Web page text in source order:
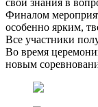
Финалом
особенно ярким,
Все участники
Во время
новым